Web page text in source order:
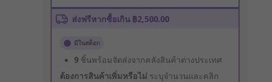
ส่งฟรีหากซื้อเกิน ฿2,500.00
มีในสต็อก
9 ชิ้นพร้อมจัดส่งจากคลังสินค้าต่างประเทศ
ต้องการสินค้าเพิ่มหรือไม่ ระบุจำนวนและคลิก